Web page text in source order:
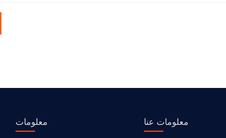
معلومات معلومات عنا